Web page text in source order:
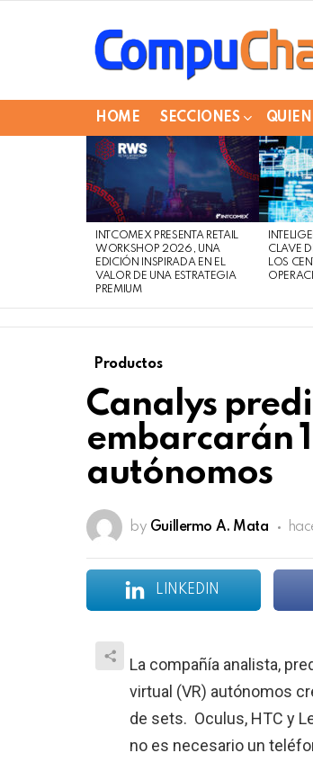
HOME SECCIONES
LATEST
STORIES
INTCOMEX PRESENTA RETAIL
WORKSHOP 2026, UNA
EDICIÓN INSPIRADA EN EL
VALOR DE UNA ESTRATEGIA
PREMIUM
CLAVE
LOS
Productos
Canalys
embarcarán
autónomos
by Guillermo A. Mata
LINKEDIN
La compañía analista,
virtual (VR) autónomos
de sets. Oculus, HTC y
no es necesario un